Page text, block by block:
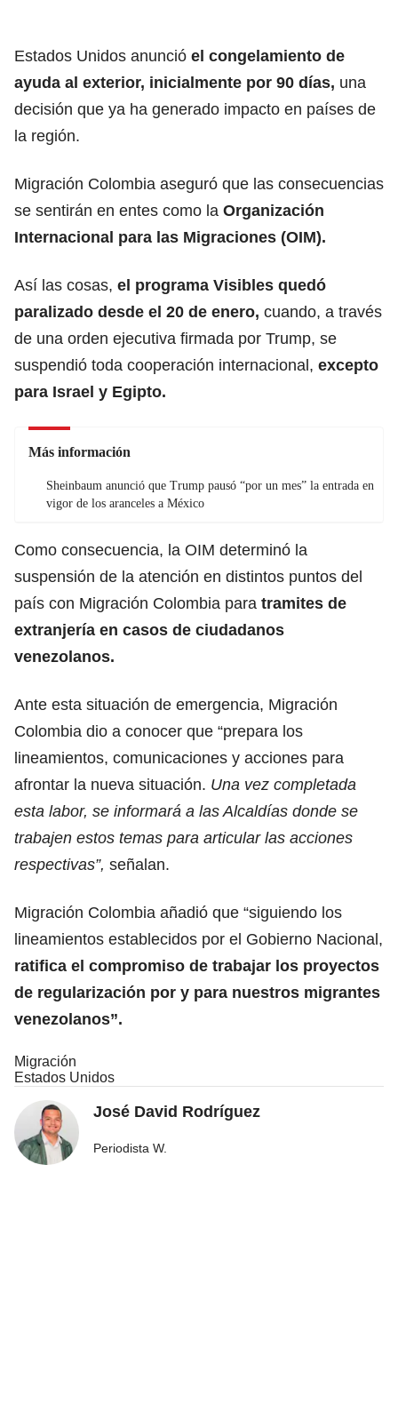
Estados Unidos anunció el congelamiento de
ayuda al exterior, inicialmente por 90 días, una
decisión que ya ha generado impacto en países de
la región.
Migración Colombia aseguró que las consecuencias
se sentirán en entes como la Organización
Internacional para las Migraciones (OIM).
Así las cosas, el programa Visibles quedó
paralizado desde el 20 de enero, cuando, a través
de una orden ejecutiva firmada por Trump, se
suspendió toda cooperación internacional, excepto
para Israel y Egipto.
Más información
Sheinbaum anunció que Trump pausó “por un mes” la entrada en
vigor de los aranceles a México
Como consecuencia, la OIM determinó la
suspensión de la atención en distintos puntos del
país con Migración Colombia para tramites de
extranjería en casos de ciudadanos
venezolanos.
Ante esta situación de emergencia, Migración
Colombia dio a conocer que “prepara los
lineamientos, comunicaciones y acciones para
afrontar la nueva situación. Una vez completada
esta labor, se informará a las Alcaldías donde se
trabajen estos temas para articular las acciones
respectivas”, señalan.
Migración Colombia añadió que “siguiendo los
lineamientos establecidos por el Gobierno Nacional,
ratifica el compromiso de trabajar los proyectos
de regularización por y para nuestros migrantes
venezolanos”.
Migración
Estados Unidos
José David Rodríguez
Periodista W.